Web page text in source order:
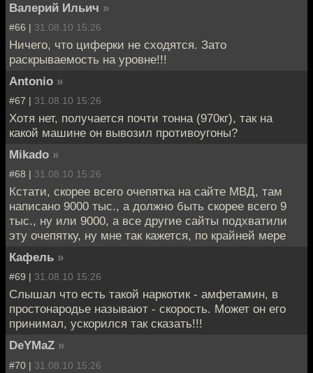
Валерий Ильич »
#66 | 31.08.10 15:26
Ничего, что циферки не сходятся. Зато
раскрываемость на уровне!!!
Antonio »
#67 | 31.08.10 15:26
Хотя нет, получается почти тонна (970кг), так на
какой машине он вывозил противоугоны?
Mikado »
#68 | 31.08.10 15:26
Кстати, скорее всего очепятка на сайте МВД, там
написано 9000 тыс., а должно быть скорее всего 9
тыс., ну или 9000, а все другие сайты подхватили
эту очепятку, ну мне так кажется, по крайней мере
Кафель »
#69 | 31.08.10 15:26
Слышал что есть такой наркотик - амфетамин, в
простонародье называют - скорость. Может он его
принимал, ускорился так сказать!!!
DeYMaZ »
#70 | 31.08.10 15:26